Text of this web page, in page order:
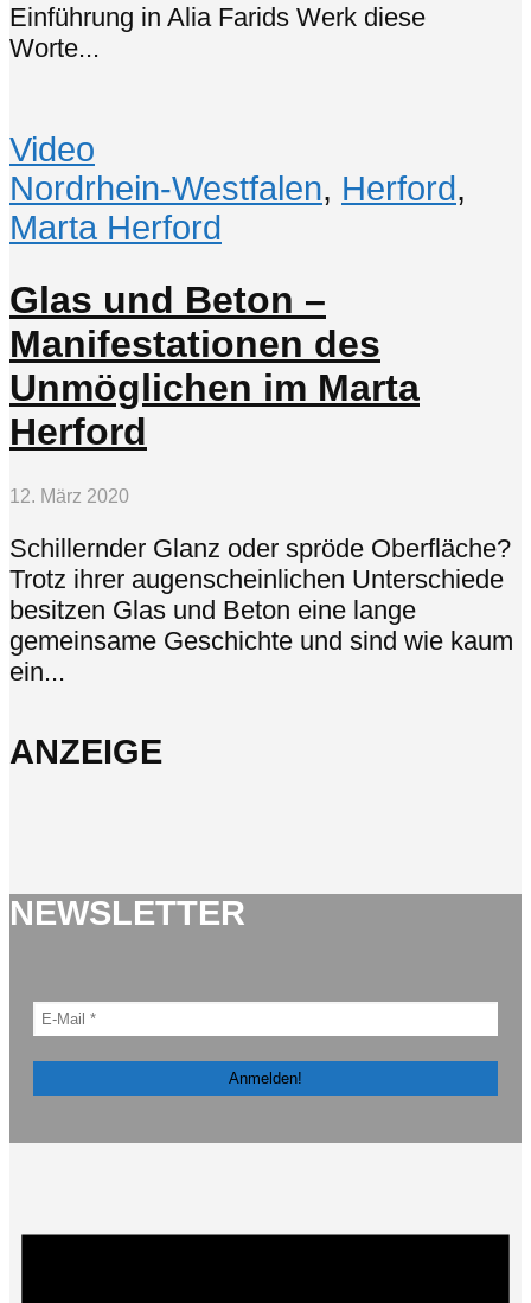
Einführung in Alia Farids Werk diese
Worte...
Video
Nordrhein-Westfalen, Herford,
Marta Herford
Glas und Beton –
Manifestationen des
Unmöglichen im Marta
Herford
12. März 2020
Schillernder Glanz oder spröde Oberfläche?
Trotz ihrer augenscheinlichen Unterschiede
besitzen Glas und Beton eine lange
gemeinsame Geschichte und sind wie kaum
ein...
ANZEIGE
NEWSLETTER